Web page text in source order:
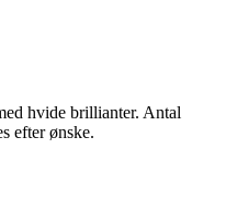
hvide brillianter. Antal
efter ønske.